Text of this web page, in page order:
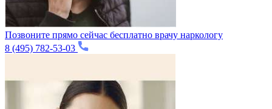
Позвоните прямо сейчас бесплатно врачу наркологу
8 (495) 782-53-03